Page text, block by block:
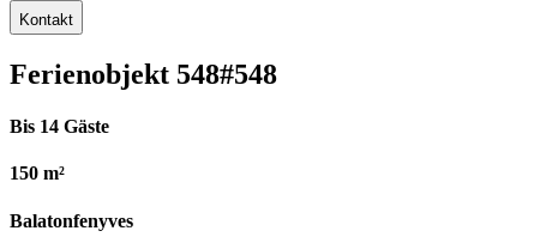
Kontakt
Ferienobjekt 548#548
Bis 14 Gäste
150 m²
Balatonfenyves